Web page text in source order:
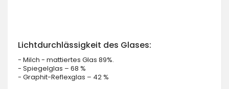
Lichtdurchlässigkeit des Glases:
- Milch - mattiertes Glas 89%.
- Spiegelglas – 68 %
- Graphit-Reflexglas – 42 %